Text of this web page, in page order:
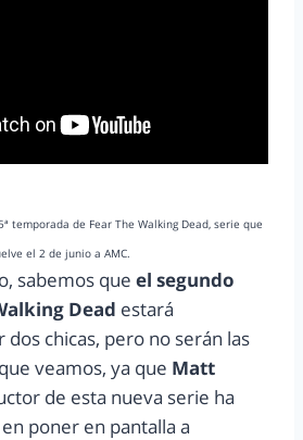
temporada de Fear The Walking Dead, serie que
el 2 de junio a AMC.
sabemos que el segundo
Dead estará
chicas, pero no serán las
veamos, ya que Matt
de esta nueva serie ha
poner en pantalla a